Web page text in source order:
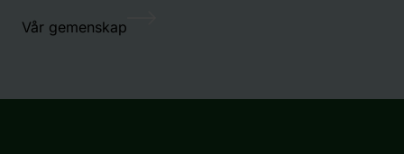
Vår gemenskap